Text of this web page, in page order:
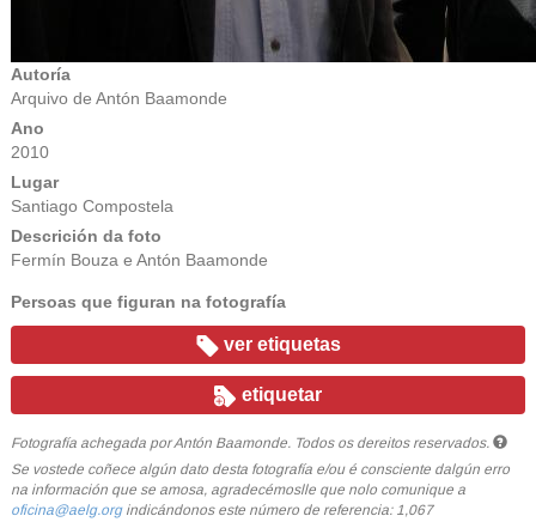
Autoría
Arquivo de Antón Baamonde
Ano
2010
Lugar
Santiago Compostela
Descrición da foto
Fermín Bouza e Antón Baamonde
Persoas que figuran na fotografía
ver etiquetas
etiquetar
Fotografía achegada por Antón Baamonde. Todos os dereitos reservados.
Se vostede coñece algún dato desta fotografía e/ou é consciente dalgún erro
na información que se amosa, agradecémoslle que nolo comunique a
oficina@aelg.orgindicándonos este número de referencia: 1,067